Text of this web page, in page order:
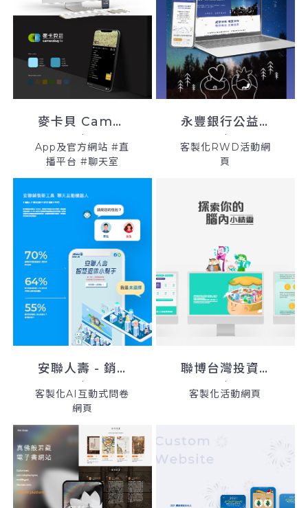
麥卡貝 Camerabay TV
App及官方網站 #直
播平台 #聊天室
永豐銀行公益捐款平台
客製化RWD活動網
頁
安聯人壽 - 銷售新工具
客製化AI互動式問卷
網頁
聯博台灣投資人大調查網頁製作
客製化活動網頁